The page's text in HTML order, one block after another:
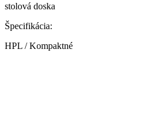
stolová doska
Špecifikácia:
HPL / Kompaktné